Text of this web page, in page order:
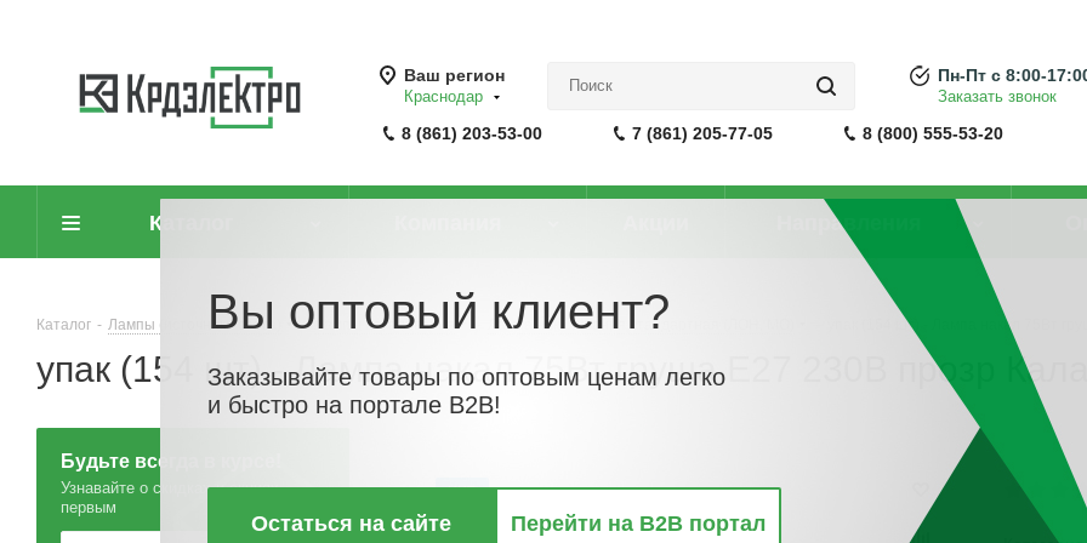
Ваш регион
Краснодар
8 (861) 203-53-00 7 (861) 205-77-05 8 (800) 555-53-20
Пн-Пт с 8:00-
Заказать звонок
Каталог Направления
Каталог - Лампы (источники света) - Лампы накаливания Лампа накаливания стандартная (ЛОН, МО) упак (154 шт) - Лампа накал 75Вт
упак (154 шт) - Лампа накал 75Вт груша E27 230В прозр
ХИТ
Будьте всегда в курсе!
Узнавайте о скидках и акциях
первым
Вы оптовый клиент?
Заказывайте товары по оптовым ценам легко
и быстро на портале B2B!
Остаться на сайте Перейти на B2B портал